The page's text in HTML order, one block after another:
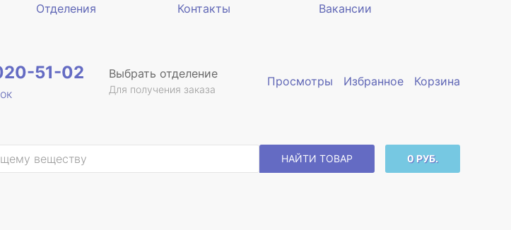
Отделения Контакты Вакансии
51-02 Выбрать отделение
Для получения заказа
Просмотры Избранное Корзина
НАЙТИ ТОВАР 0 РУБ.